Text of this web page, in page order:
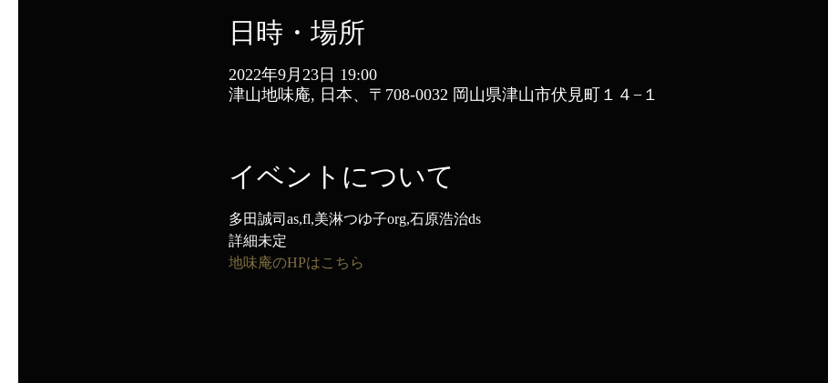
日時・場所
2022年9月23日 19:00
津山地味庵, 日本、〒708-0032 岡山県津山市伏見町１４−１
イベントについて
多田誠司as,fl,美淋つゆ子org,石原浩治ds
詳細未定
地味庵のHPはこちら